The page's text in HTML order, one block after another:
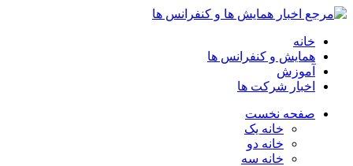
خانه
همایش و کنفرانس ها
آموزش
اخبار شرکت ها
صفحه نخست
خانه یک
خانه دو
خانه سه